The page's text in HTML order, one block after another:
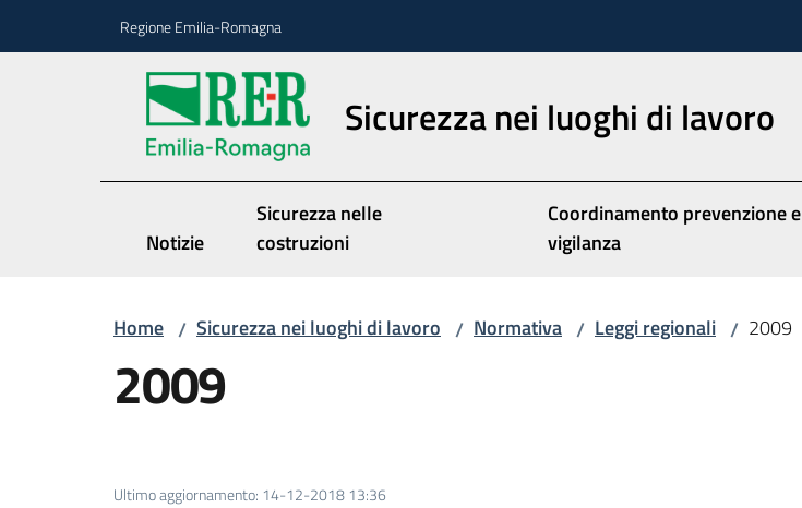
Regione Emilia-Romagna
Sicurezza nei luoghi di lavoro
Notizie
Sicurezza nelle
costruzioni
Coordinamento prevenzione e
vigilanza
Home / Sicurezza nei luoghi di lavoro / Normativa / Leggi regionali / 2009
2009
Ultimo aggiornamento: 14-12-2018 13:36